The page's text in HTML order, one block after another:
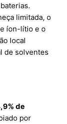
limitada, o
íon-lítio e o
local
de solventes
de
por